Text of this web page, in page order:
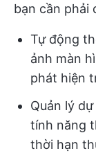
bạn cần phải
Tự động
ảnh màn
phát hiện
Quản lý
tính năng
thời hạn